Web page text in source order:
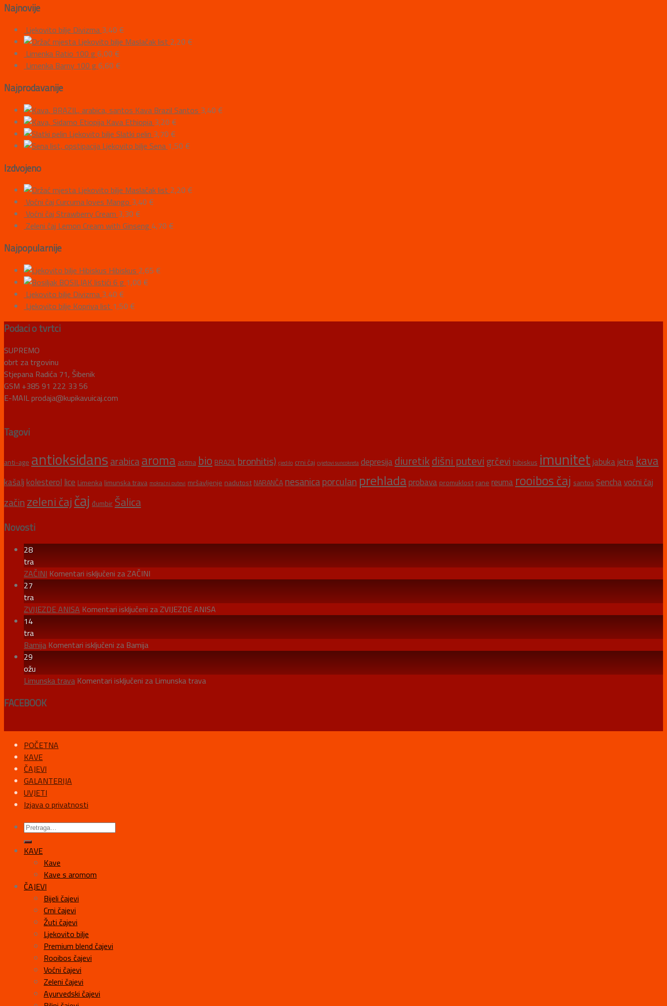
Najnovije
Ljekovito bilje Divizma 3,40 €
Ljekovito bilje Maslačak list 2,20 €
Limenka Ratio 100 g 6,00 €
Limenka Barny 100 g 6,60 €
Najprodavanije
Kava Brazil Santos 3,40 €
Kava Ethiopia 3,20 €
Ljekovito bilje Slatki pelin 3,70 €
Ljekovito bilje Sena 1,50 €
Izdvojeno
Ljekovito bilje Maslačak list 2,20 €
Voćni čaj Curcuma loves Mango 3,40 €
Voćni čaj Strawberry Cream 3,30 €
Zeleni čaj Lemon Cream with Ginseng 4,70 €
Najpopularnije
Hibiskus 2,65 €
BOSILJAK listići 6 g 1,00 €
Ljekovito bilje Divizma 3,40 €
Ljekovito bilje Kopriva list 1,50 €
Podaci o tvrtci
SUPREMO
obrt za trgovinu
Stjepana Radića 71, Šibenik
GSM +385 91 222 33 56
E-MAIL prodaja@kupikavuicaj.com
Tagovi
anti-age antioksidans arabicaaroma astma bio BRAZIL bronhitis) cjedilo crni čaj cvjetovi suncokreta depresijadiuretikdišni putevi grčevi hibiskus imunitetjabukajetra kava
kašaljkolesterol lice Limenka limunska trava mokraćni putevi mršavljenje nadutost NARANČA nesanicaporculan prehladaprobava promuklost rane reuma rooibos čaj santos Senchavoćni čaj
začin zeleni čajčaj đumbir Šalica
Novosti
28
tra
ZAČINI Komentari isključeni za ZAČINI
27
tra
ZVIJEZDE ANISA Komentari isključeni za ZVIJEZDE ANISA
14
tra
Bamija Komentari isključeni za Bamija
29
ožu
Limunska trava Komentari isključeni za Limunska trava
FACEBOOK
POČETNA
KAVE
ČAJEVI
GALANTERIJA
UVJETI
Izjava o privatnosti
KAVE
Kave
Kave s aromom
ČAJEVI
Bijeli čajevi
Crni čajevi
Žuti čajevi
Ljekovito bilje
Premium blend čajevi
Rooibos čajevi
Voćni čajevi
Zeleni čajevi
Ayurvedski čajevi